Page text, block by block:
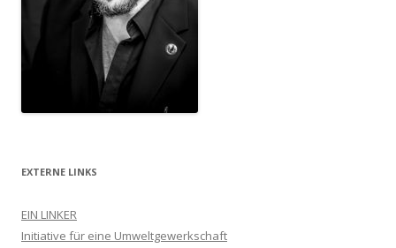
EXTERNE LINKS
EIN LINKER
Initiative für eine Umweltgewerkschaft